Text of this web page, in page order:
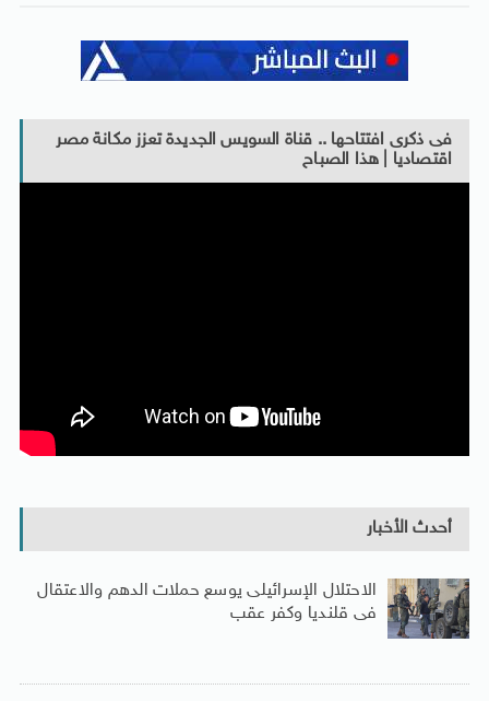
فى ذكرى افتتاحها .. قناة السويس الجديدة تعزز مكانة مصر
اقتصاديا | هذا الصباح
أحدث الأخبار
الاحتلال الإسرائيلى يوسع حملات الدهم والاعتقال
فى قلنديا وكفر عقب